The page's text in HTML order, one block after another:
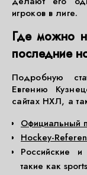
игроков в лиге.
Где можно
последние
Подробную
Евгению
сайтах НХЛ, а
Официальный
Hockey-
Российские
такие как